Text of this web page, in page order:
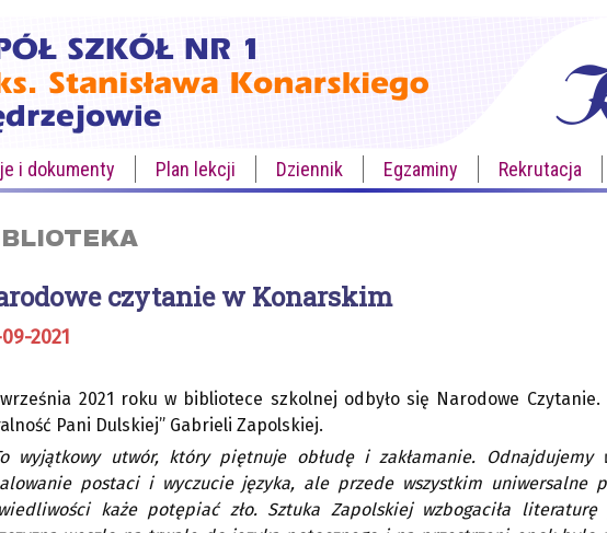
i dokumenty Plan lekcji Dziennik Egzaminy Rekrutacja
czytanie w Konarskim
2021
2021 roku w bibliotece szkolnej odbyło się Narodowe
Pani Dulskiej” Gabrieli Zapolskiej.
wyjątkowy utwór, który piętnuje obłudę i zakłamanie.
postaci i wyczucie języka, ale przede wszystkim uniwersalne
każe potępiać zło. Sztuka Zapolskiej wzbogaciła